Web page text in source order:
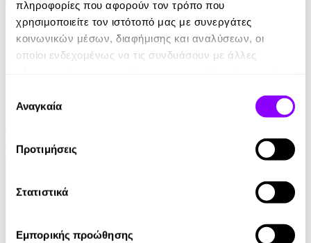
πληροφορίες που αφορούν τον τρόπο που
χρησιμοποιείτε τον ιστότοπό μας με συνεργάτες
κοινωνικών μέσων, διαφήμισης και αναλύσεων, οι
οποίοι ενδεχομένως να τις συνδυάσουν με άλλες
των υπηρεσιών τους.
συγκατάθεσης
Αναγκαία
Προτιμήσεις
Στατιστικά
Εμπορικής προώθησης
Euro - Δυσκολότερο από ένα Μουντιάλ
14.99€